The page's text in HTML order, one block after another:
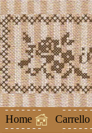
Home Carrello